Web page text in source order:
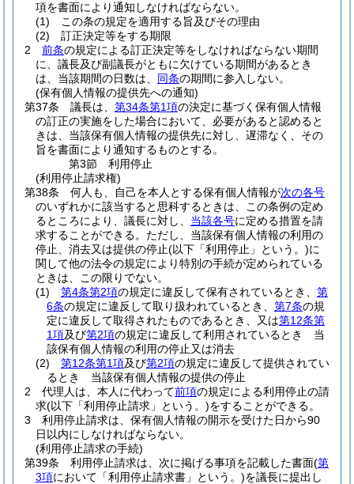
項を書面により通知しなければならない。
(1)
この条の規定を適用する旨及びその理由
(2)
訂正決定等をする期限
2
前条の規定による訂正決定等をしなければならない期間
に、議長及び副議長がともに欠けている期間があるとき
は、当該期間の日数は、 同条の期間に参入しない。
(保有個人情報の提供先への通知)
第37条
議長は、 第34条第1項の決定に基づく保有個人情報
の訂正の実施をした場合において、必要があると認めると
きは、当該保有個人情報の提供先に対し、遅滞なく、その
旨を書面により通知するものとする。
第3節
利用停止
(利用停止請求権)
第38条
何人も、自己を本人とする保有個人情報が次の各号
のいずれかに該当すると思科するときは、この条例の定め
るところにより、議長に対し、 当該各号に定める措置を請
求することができる。 ただし、当該保有個人情報の利用の
停止、消去又は提供の停止(以下「利用停止」という。)に
関して他の法令の規定により特別の手続が定められている
ときは、この限りでない。
(1)
第4条第2項の規定に違反して保有されているとき、 第
6条の規定に違反して取り扱われているとき、 第7条の規
定に違反して取得されたものであるとき、又は第12条第
1項及び第2項の規定に違反して利用されているとき 当
該保有個人情報の利用の停止又は消去
(2)
第12条第1項及び第2項の規定に違反して提供されてい
るとき 当該保有個人情報の提供の停止
2
代理人は、本人に代わって前項の規定による利用停止の請
求(以下「利用停止請求」という。)をすることができる。
3
利用停止請求は、保有個人情報の開示を受けた日から90
日以内にしなければならない。
(利用停止請求の手続)
第39条
利用停止請求は、次に掲げる事項を記載した書面(第
3項において「利用停止請求書」という。)を議長に提出し